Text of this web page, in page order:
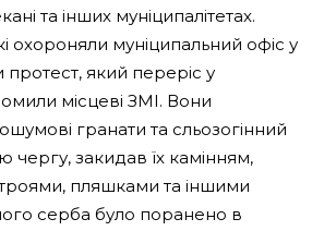
та інших муніципалітетах.
охороняли муніципальний офіс у
протест, який переріс у
місцеві ЗМІ. Вони
гранати та сльозогінний
чергу, закидав їх камінням,
пляшками та іншими
серба було поранено в